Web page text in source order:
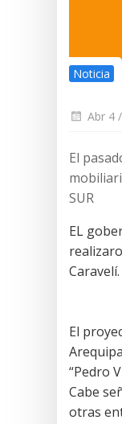
Noticia
Abr 4 /
El
SUR
EL
Caravelí.
El
“Pedro
Cabe
otras